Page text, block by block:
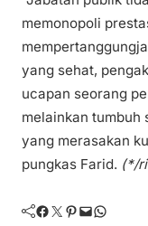
memonopoli
yang sehat,
ucapan seorang
melainkan tumbuh
yang merasakan
pungkas Farid. (*/
Facebook Twitter Pinterest Mail WhatsApp